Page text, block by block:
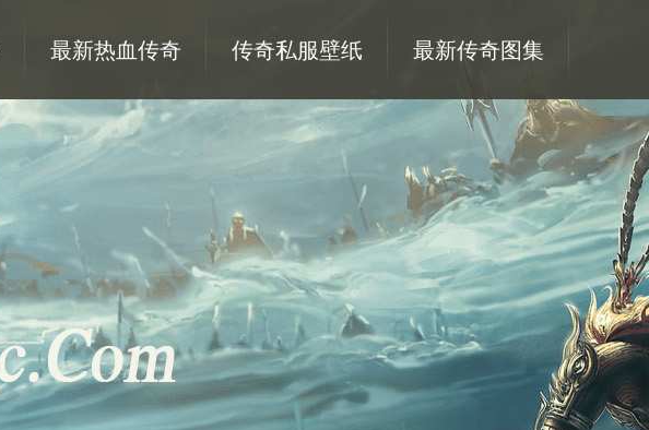
最新热血传奇 传奇私服壁纸 最新传奇图集